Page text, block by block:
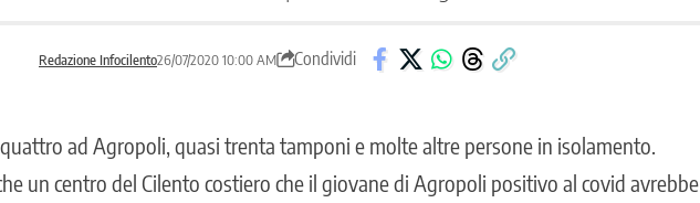
Redazione Infocilento26/07/2020 10:00 AM Condividi
quattro ad Agropoli, quasi trenta tamponi e molte altre persone in isolamento.
un centro del Cilento costiero che il giovane di Agropoli positivo al covid avrebbe